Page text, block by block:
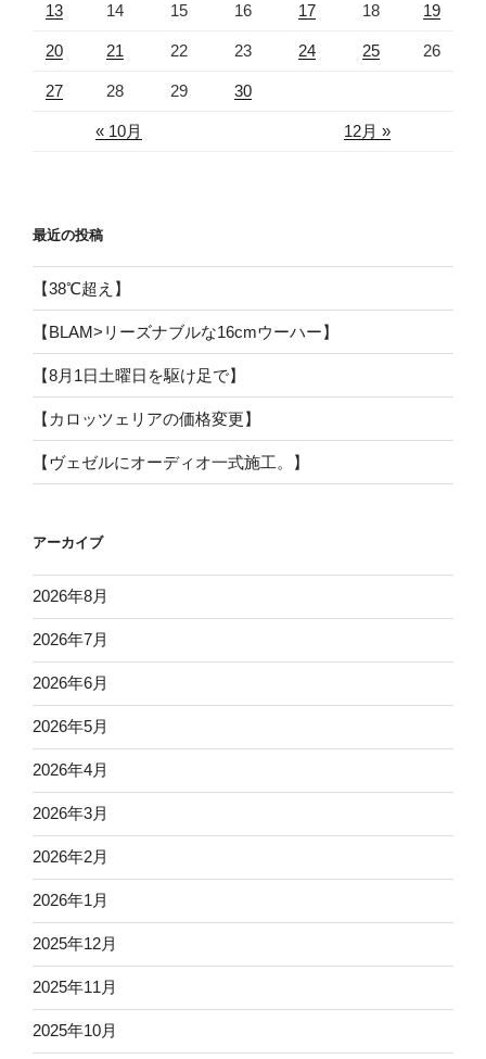
« 10月 12月 »
13 14 15 16 17 18 19
20 21 22 23 24 25 26
27 28 29 30
最近の投稿
【38℃超え】
【BLAM>リーズナブルな16cmウーハー】
【8月1日土曜日を駆け足で】
【カロッツェリアの価格変更】
【ヴェゼルにオーディオ一式施工。】
アーカイブ
2026年8月
2026年7月
2026年6月
2026年5月
2026年4月
2026年3月
2026年2月
2026年1月
2025年12月
2025年11月
2025年10月